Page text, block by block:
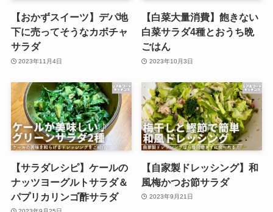
【おかずスイーツ】デパ地
下に売ってそうなカボチャ
サラダ
2023年11月4日
【白菜大量消費】飽きない
白菜サラダ4種とおうち晩
ごはん
2023年10月3日
【サラダレシピ】ケールの
ナッツヨーグルトサラダ＆
パプリカリンゴ酢サラダ
【自家製ドレッシング】和
風梅かつお節サラダ
2023年9月21日